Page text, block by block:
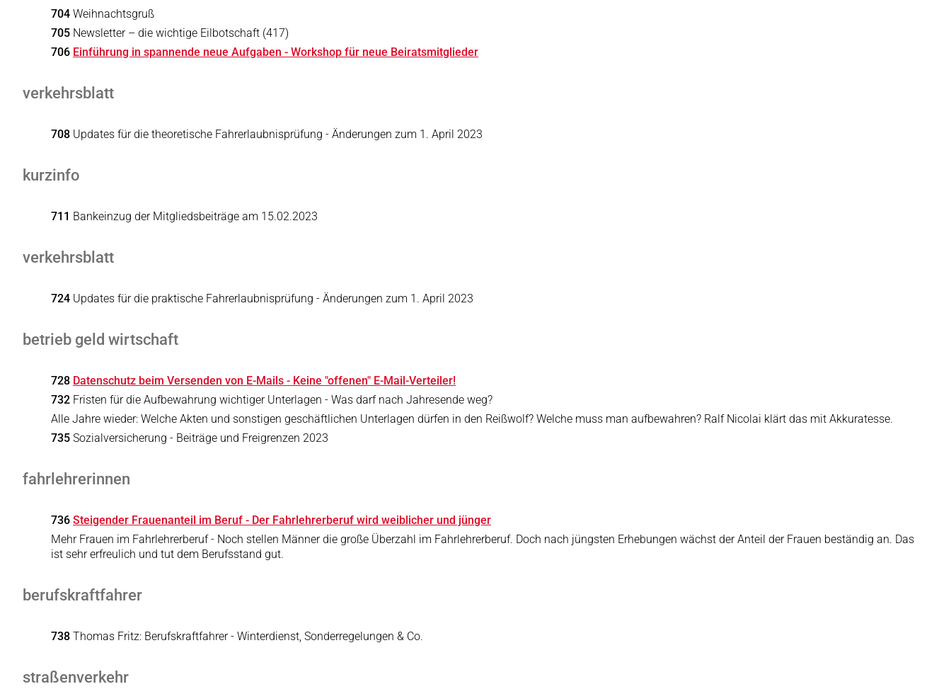
704 Weihnachtsgruß
705 Newsletter – die wichtige Eilbotschaft (417)
706 Einführung in spannende neue Aufgaben - Workshop für neue Beiratsmitglieder
verkehrsblatt
708 Updates für die theoretische Fahrerlaubnisprüfung - Änderungen zum 1. April 2023
kurzinfo
711 Bankeinzug der Mitgliedsbeiträge am 15.02.2023
verkehrsblatt
724 Updates für die praktische Fahrerlaubnisprüfung - Änderungen zum 1. April 2023
betrieb geld wirtschaft
728 Datenschutz beim Versenden von E-Mails - Keine "offenen" E-Mail-Verteiler!
732 Fristen für die Aufbewahrung wichtiger Unterlagen - Was darf nach Jahresende weg?
Alle Jahre wieder: Welche Akten und sonstigen geschäftlichen Unterlagen dürfen in den Reißwolf? Welche muss man aufbewahren? Ralf Nicolai klärt das mit Akkuratesse.
735 Sozialversicherung - Beiträge und Freigrenzen 2023
fahrlehrerinnen
736 Steigender Frauenanteil im Beruf - Der Fahrlehrerberuf wird weiblicher und jünger
Mehr Frauen im Fahrlehrerberuf - Noch stellen Männer die große Überzahl im Fahrlehrerberuf. Doch nach jüngsten Erhebungen wächst der Anteil der Frauen beständig an. Das
ist sehr erfreulich und tut dem Berufsstand gut.
berufskraftfahrer
738 Thomas Fritz: Berufskraftfahrer - Winterdienst, Sonderregelungen & Co.
straßenverkehr